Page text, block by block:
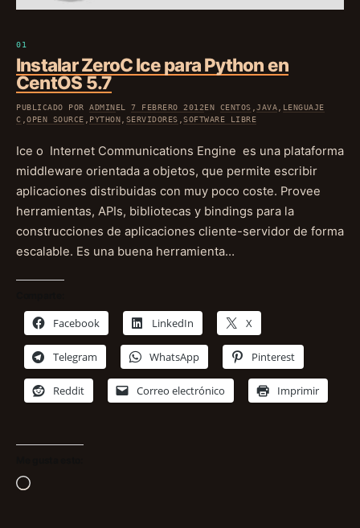
Instalar ZeroC Ice para Python en
CentOS 5.7
PUBLICADO PORADMIN EL7 FEBRERO 2012EN CENTOS ,JAVA, LENGUAJE
C ,OPEN SOURCE , PYTHON , SERVIDORES ,SOFTWARE LIBRE
Ice o Internet Communications Engine es una plataforma
middleware orientada a objetos, que permite escribir
aplicaciones distribuidas con muy poco coste. Provee
herramientas, APIs, bibliotecas y bindings para la
construcciones de aplicaciones cliente-servidor de forma
escalable. Es una buena herramienta…
Facebook LinkedIn X
Telegram WhatsApp Pinterest
Reddit Correo electrónico Imprimir
Cargando...